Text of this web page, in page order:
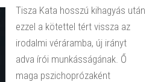
Tisza Kata hosszú kihagyás után
ezzel a kötettel tért vissza az
irodalmi véráramba, új irányt
adva írói munkásságának. Ő
maga pszichoprózaként